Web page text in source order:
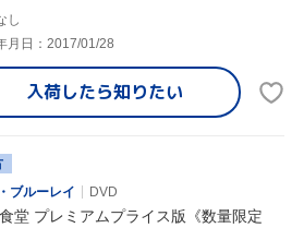
し
月日：2017/01/28
入荷したら知りたい
ブルーレイ
DVD
堂 プレミアムプライス版《数量限定